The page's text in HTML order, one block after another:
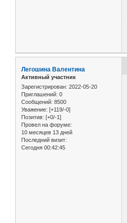
Легошина Валентина
Активный участник
Зарегистрирован: 2022-05-20
Приглашений: 0
Сообщений: 8500
Уважение: [+119/-0]
Позитив: [+0/-1]
Провел на форуме:
10 месяцев 13 дней
Последний визит:
Сегодня 00:42:45